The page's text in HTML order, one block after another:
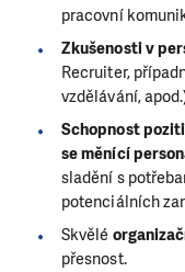
pracovní
Zkušenosti v
Recruiter,
vzdělávání,
Schopnost
se měnící
sladění s
potenciálních
Skvělé
přesnost.